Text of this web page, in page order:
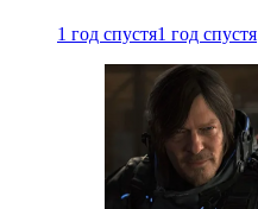
1 год спустя1 год спустя